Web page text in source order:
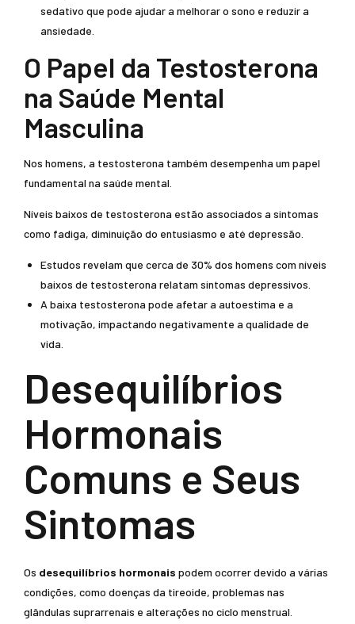
sedativo que pode ajudar a melhorar o sono e reduzir a
ansiedade.
O Papel da Testosterona
na Saúde Mental
Masculina
Nos homens, a testosterona também desempenha um papel
fundamental na saúde mental.
Níveis baixos de testosterona estão associados a sintomas
como fadiga, diminuição do entusiasmo e até depressão.
Estudos revelam que cerca de 30% dos homens com níveis
baixos de testosterona relatam sintomas depressivos.
A baixa testosterona pode afetar a autoestima e a
motivação, impactando negativamente a qualidade de
vida.
Desequilíbrios
Hormonais
Comuns e Seus
Sintomas
Os desequilíbrios hormonais podem ocorrer devido a várias
condições, como doenças da tireoide, problemas nas
glândulas suprarrenais e alterações no ciclo menstrual.